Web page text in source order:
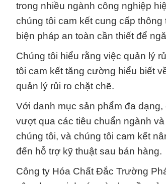
trong nhiều ngành công nghiệp
chúng tôi cam kết cung cấp
biện pháp an toàn cần thiết để
Chúng tôi hiểu rằng việc quản lý
tôi cam kết tăng cường hiểu biết
quản lý rủi ro chặt chẽ.
Với danh mục sản phẩm đa
vượt qua các tiêu chuẩn ngành
chúng tôi, và chúng tôi cam kết
đến hỗ trợ kỹ thuật sau bán hàng.
Công ty Hóa Chất Đắc Trường